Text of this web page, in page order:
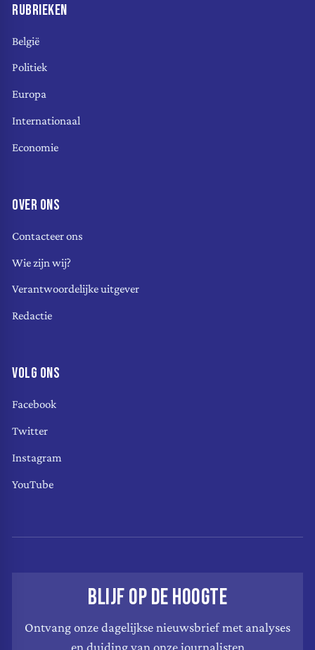
RUBRIEKEN
België
Politiek
Europa
Internationaal
Economie
OVER ONS
Contacteer ons
Wie zijn wij?
Verantwoordelijke uitgever
Redactie
VOLG ONS
Facebook
Twitter
Instagram
YouTube
BLIJF OP DE HOOGTE
Ontvang onze dagelijkse nieuwsbrief met analyses
en duiding van onze journalisten